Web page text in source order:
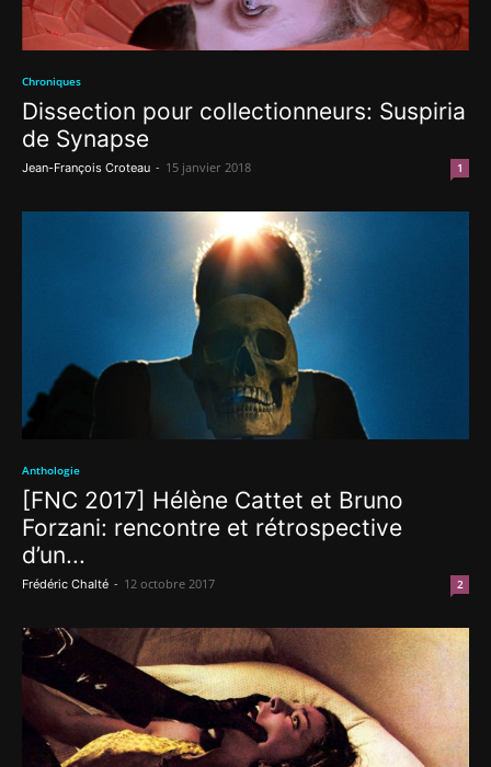
Chroniques
Dissection pour collectionneurs: Suspiria
de Synapse
Jean-François Croteau - 15 janvier 2018 1
Anthologie
[FNC 2017] Hélène Cattet et Bruno
Forzani: rencontre et rétrospective
d’un...
Frédéric Chalté - 12 octobre 2017 2